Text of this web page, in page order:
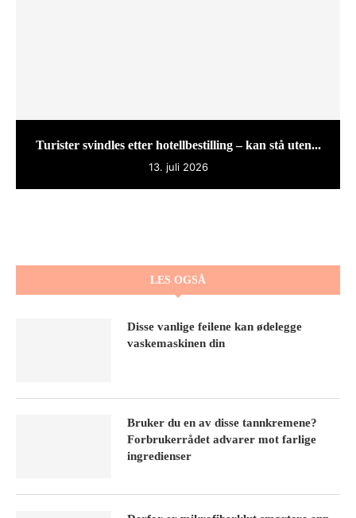
Turister svindles etter hotellbestilling – kan stå uten...
13. juli 2026
LES OGSÅ
Disse vanlige feilene kan ødelegge
vaskemaskinen din
Bruker du en av disse tannkremene?
Forbrukerrådet advarer mot farlige
ingredienser